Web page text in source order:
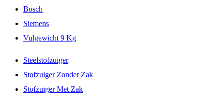
Bosch
Siemens
Vulgewicht 9 Kg
Steelstofzuiger
Stofzuiger Zonder Zak
Stofzuiger Met Zak